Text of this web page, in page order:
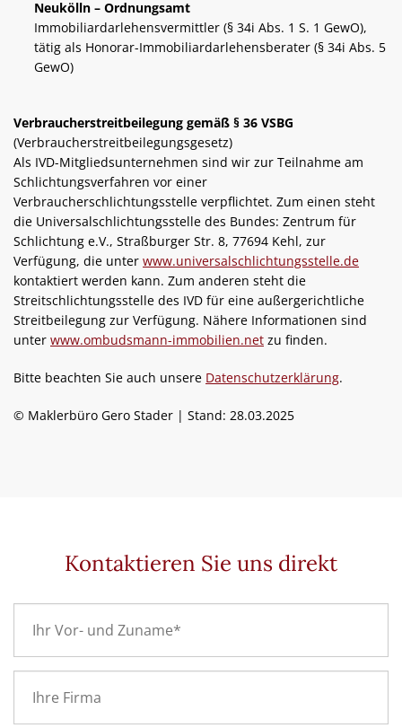
Neukölln – Ordnungsamt
Immobiliardarlehensvermittler (§ 34i Abs. 1 S. 1 GewO),
tätig als Honorar-Immobiliardarlehensberater (§ 34i Abs. 5
GewO)
Verbraucherstreitbeilegung gemäß § 36 VSBG
(Verbraucherstreitbeilegungsgesetz)
Als IVD-Mitgliedsunternehmen sind wir zur Teilnahme am
Schlichtungsverfahren vor einer
Verbraucherschlichtungsstelle verpflichtet. Zum einen steht
die Universalschlichtungsstelle des Bundes: Zentrum für
Schlichtung e.V., Straßburger Str. 8, 77694 Kehl, zur
Verfügung, die unter www.universalschlichtungsstelle.de
kontaktiert werden kann. Zum anderen steht die
Streitschlichtungsstelle des IVD für eine außergerichtliche
Streitbeilegung zur Verfügung. Nähere Informationen sind
unter www.ombudsmann-immobilien.net zu finden.
Bitte beachten Sie auch unsere Datenschutzerklärung.
© Maklerbüro Gero Stader | Stand: 28.03.2025
Kontaktieren Sie uns direkt